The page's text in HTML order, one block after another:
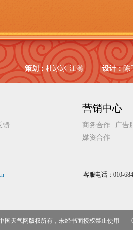
策划： 杜冰冰 江漪 设计：陈
馈
营销中心
商务合作
广告
媒资合作
客服电话： 010-
国天气网版权所有，未经书面授权禁止使用